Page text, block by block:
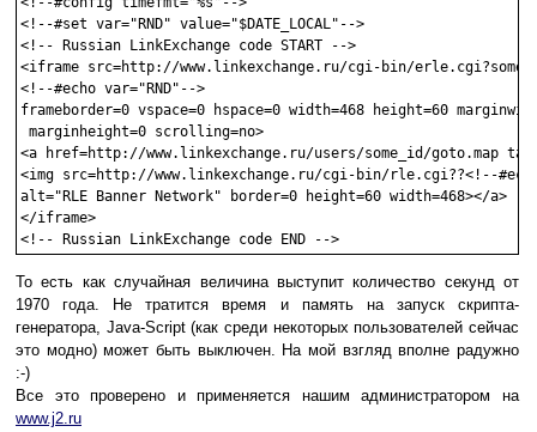
<!--#set var="RND" value="$DATE_LOCAL"-->
<!-- Russian LinkExchange code START -->
<iframe src=http://www.linkexchange.ru/cgi-bin/
<!--#echo var="RND"-->
frameborder=0 vspace=0 hspace=0 width=468 height=60
marginheight=0 scrolling=no>
<a href=http://www.linkexchange.ru/users/some_id/goto.map
<img src=http://www.linkexchange.ru/cgi-bin/rle.cgi??<!--
alt="RLE Banner Network" border=0 height=60 width=468></a>
</iframe>
<!-- Russian LinkExchange code END -->
То есть как случайная величина выступит количество секунд от
1970 года. Не тратится время и память на запуск скрипта-
генератора, Java-Script (как среди некоторых пользователей сейчас
это модно) может быть выключен. На мой взгляд вполне радужно
:-)
Все это проверено и применяется нашим администратором на
www.j2.ru